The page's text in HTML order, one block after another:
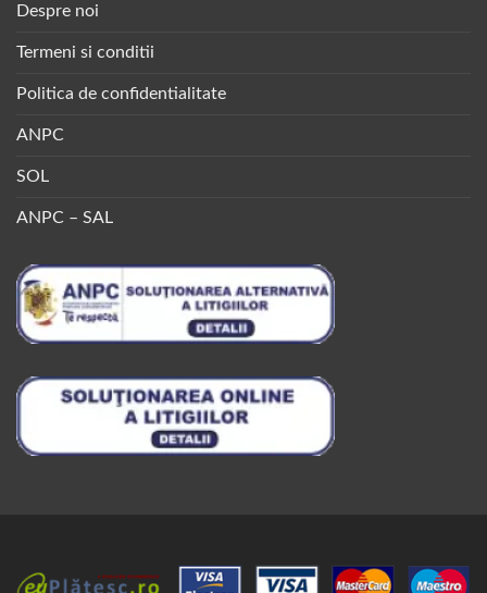
Despre noi
Termeni si conditii
Politica de confidentialitate
ANPC
SOL
ANPC – SAL